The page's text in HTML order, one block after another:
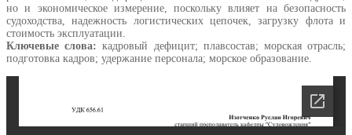
но и экономическое измерение, поскольку влияет на безопасность
судоходства, надежность логистических цепочек, загрузку флота и
стоимость эксплуатации.
Ключевые слова: кадровый дефицит; плавсостав; морская отрасль;
подготовка кадров; удержание персонала; морское образование.